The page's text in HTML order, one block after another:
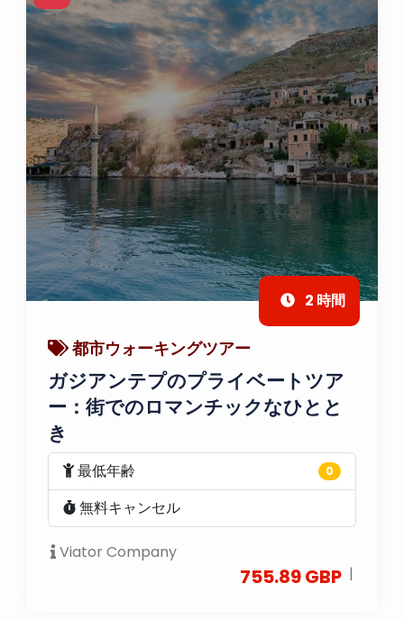
2 時間
都市ウォーキングツアー
ガジアンテプのプライベートツア
ー：街でのロマンチックなひとと
き
最低年齢 0
無料キャンセル
Viator Company
755.89 GBP |